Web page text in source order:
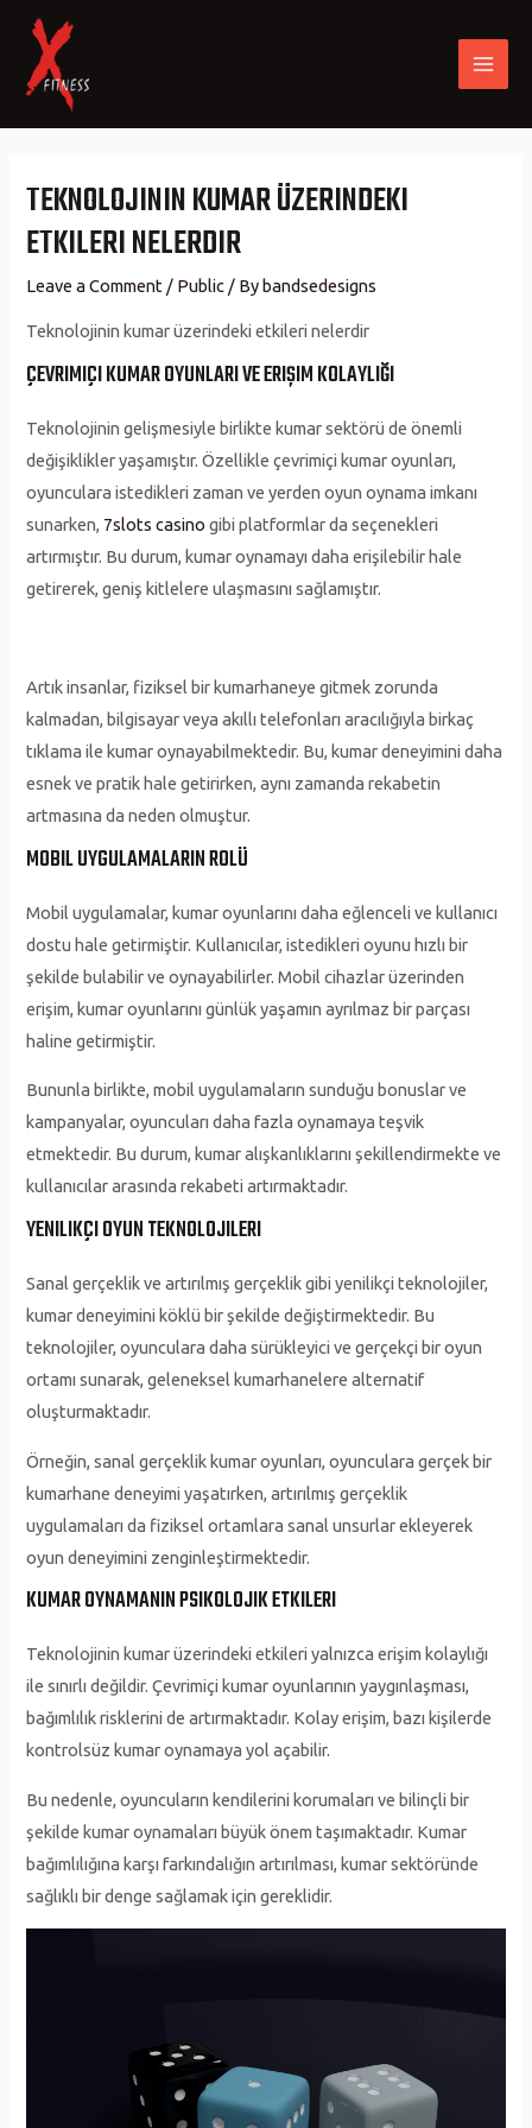
content
TEKNOLOJININ KUMAR ÜZERINDEKI
ETKILERI NELERDIR
Leave a Comment / Public / Bybandsedesigns
Teknolojinin kumar üzerindeki etkileri nelerdir
ÇEVRIMIÇI KUMAR OYUNLARI VE ERIŞIM KOLAYLIĞI
Teknolojinin gelişmesiyle birlikte kumar sektörü de önemli
değişiklikler yaşamıştır. Özellikle çevrimiçi kumar oyunları,
oyunculara istedikleri zaman ve yerden oyun oynama imkanı
sunarken, 7slots casino gibi platformlar da seçenekleri
artırmıştır. Bu durum, kumar oynamayı daha erişilebilir hale
getirerek, geniş kitlelere ulaşmasını sağlamıştır.
Artık insanlar, fiziksel bir kumarhaneye gitmek zorunda
kalmadan, bilgisayar veya akıllı telefonları aracılığıyla birkaç
tıklama ile kumar oynayabilmektedir. Bu, kumar deneyimini daha
esnek ve pratik hale getirirken, aynı zamanda rekabetin
artmasına da neden olmuştur.
MOBIL UYGULAMALARIN ROLÜ
Mobil uygulamalar, kumar oyunlarını daha eğlenceli ve kullanıcı
dostu hale getirmiştir. Kullanıcılar, istedikleri oyunu hızlı bir
şekilde bulabilir ve oynayabilirler. Mobil cihazlar üzerinden
erişim, kumar oyunlarını günlük yaşamın ayrılmaz bir parçası
haline getirmiştir.
Bununla birlikte, mobil uygulamaların sunduğu bonuslar ve
kampanyalar, oyuncuları daha fazla oynamaya teşvik
etmektedir. Bu durum, kumar alışkanlıklarını şekillendirmekte ve
kullanıcılar arasında rekabeti artırmaktadır.
YENILIKÇI OYUN TEKNOLOJILERI
Sanal gerçeklik ve artırılmış gerçeklik gibi yenilikçi teknolojiler,
kumar deneyimini köklü bir şekilde değiştirmektedir. Bu
teknolojiler, oyunculara daha sürükleyici ve gerçekçi bir oyun
ortamı sunarak, geleneksel kumarhanelere alternatif
oluşturmaktadır.
Örneğin, sanal gerçeklik kumar oyunları, oyunculara gerçek bir
kumarhane deneyimi yaşatırken, artırılmış gerçeklik
uygulamaları da fiziksel ortamlara sanal unsurlar ekleyerek
oyun deneyimini zenginleştirmektedir.
KUMAR OYNAMANIN PSIKOLOJIK ETKILERI
Teknolojinin kumar üzerindeki etkileri yalnızca erişim kolaylığı
ile sınırlı değildir. Çevrimiçi kumar oyunlarının yaygınlaşması,
bağımlılık risklerini de artırmaktadır. Kolay erişim, bazı kişilerde
kontrolsüz kumar oynamaya yol açabilir.
Bu nedenle, oyuncuların kendilerini korumaları ve bilinçli bir
şekilde kumar oynamaları büyük önem taşımaktadır. Kumar
bağımlılığına karşı farkındalığın artırılması, kumar sektöründe
sağlıklı bir denge sağlamak için gereklidir.